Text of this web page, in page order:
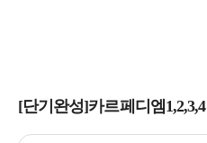
[단기완성]카르페디엠1,2,3,4